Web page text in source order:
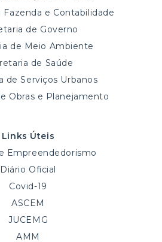
Fazenda e Contabilidade
de Governo
de Meio Ambiente
de Saúde
de Serviços Urbanos
Obras e Planejamento
Links Úteis
Empreendedorismo
Diário Oficial
Covid-19
ASCEM
JUCEMG
AMM